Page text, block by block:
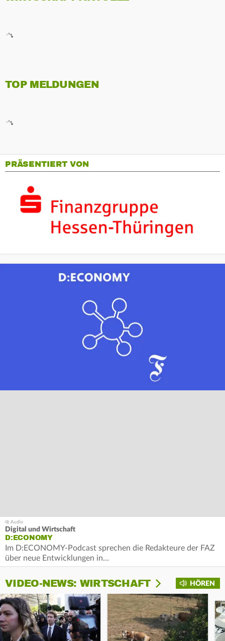
TOP MELDUNGEN
PRÄSENTIERT VON
Digital und Wirtschaft
D:ECONOMY
Im D:ECONOMY-Podcast sprechen die Redakteure der FAZ
über neue Entwicklungen in…
HÖREN
VIDEO-NEWS: WIRTSCHAFT